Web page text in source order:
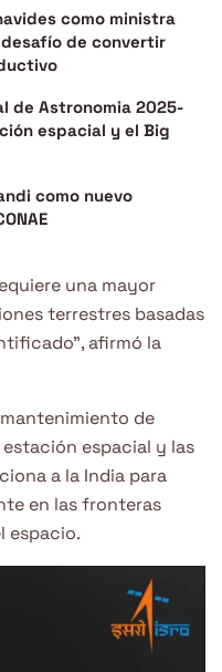
como ministra
de convertir
de Astronomia 2025-
espacial y el Big
como nuevo
una mayor
terrestres basadas
afirmó la
de
espacial y las
a la India para
en las fronteras
espacio.